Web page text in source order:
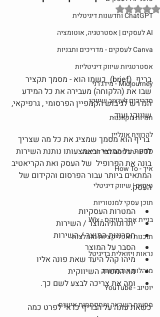
ChatGPT וחדשנות דיגיטלית
AI לעסקים | אסטרטגיה, אוטומציה
Canva לעסקים - מדריכים ותבניות
אסטרטגיות שיווק דיגיטליות
Midjourney - מידג'רני
מדריכים לעיצוב שיווקי
חנויות מקווננות
להרוויח אונליין
POD - הדפסה לפי דרישה
איך - How To
טיפים | שיווק דיגיטלי
תוכן עסקי למנטוריות
בניית אתר בוויקס - Wix
תוכנות ואפליקציות מומלצות
נראות ויזואלית בדיגיטל
מנהלות את הרשת
יוטיוב - YouTube
מסעות השראה והתפתחות אישית
דירוג של NaN מתוך 5 כוכבים
בריף  (brief)  כשמו הוא - מסמך תקציר
שבו את (הלקוחה) מעבירה את כל המידע
הנדרש לגיבוש הקמפיין הפרסומי , גרפיקאי,
שיווקי ועוד.
בריף הוא מסמך שמציג את כל מה שצריך
לדעת על המוצר ובאמצעותו נותנת השירות
בונה את הפרופיל  של העסק ואת הקריאטיב
המתאים ביותר עבור הפרסום והקידום של
העסק.
המטרות העסקיות
יתרונות המוצר / השירות
חסרונות המוצר / השירות
הסבר על המוצר
מיהו קהל היעד שאת פונה אליו
מה המטרה השיווקית
ומה את צריכה לבצע לשם כך.
כשאת עונה על הבריף כדאי לפרט כמה